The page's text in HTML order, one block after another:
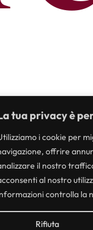
tua privacy è
i cookie per
offrire
il nostro
al nostro
controlla la
Rifiuta